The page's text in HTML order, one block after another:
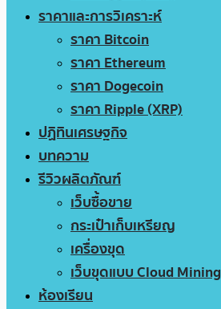
ราคาและการวิเคราะห์
ราคา Bitcoin
ราคา Ethereum
ราคา Dogecoin
ราคา Ripple (XRP)
ปฏิทินเศรษฐกิจ
บทความ
รีวิวผลิตภัณฑ์
เว็บซื้อขาย
กระเป๋าเก็บเหรียญ
เครื่องขุด
เว็บขุดแบบ Cloud Mining
ห้องเรียน